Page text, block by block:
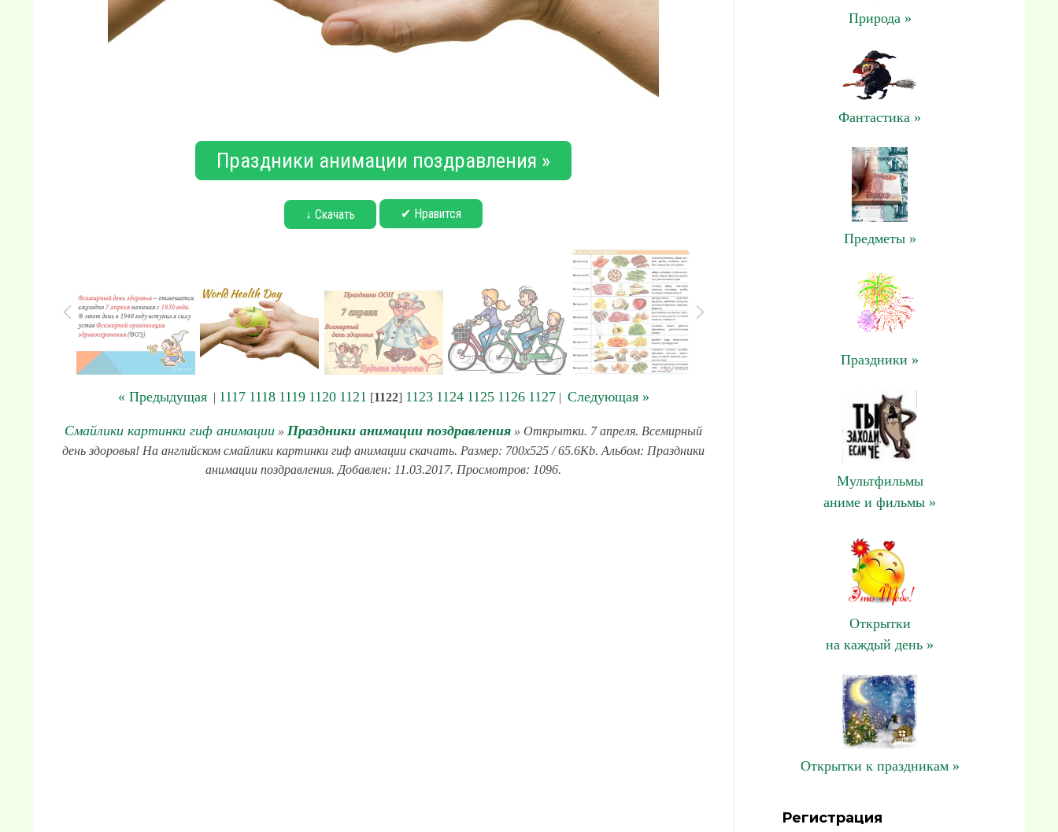
Праздники анимации поздравления »
↓ Скачать ✔ Нравится
« Предыдущая| 1117 1118 1119 1120 1121 [1122] 1123 1124 1125 1126 1127| Следующая »
Смайлики картинки гиф анимации » Праздники анимации поздравления » Открытки. 7 апреля. Всемирный
день здоровья! На английском смайлики картинки гиф анимации скачать. Размер: 700x525 / 65.6Kb. Альбом: Праздники
анимации поздравления. Добавлен: 11.03.2017. Просмотров: 1096.
Природа »
Фантастика »
Предметы »
Праздники »
Мультфильмы
аниме и фильмы »
Открытки
на каждый день »
Открытки к праздникам »
Регистрация